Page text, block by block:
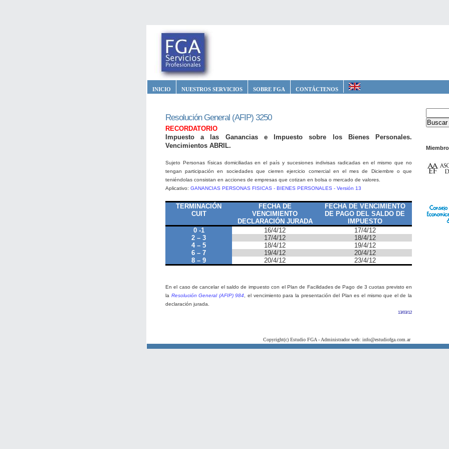
INICIO NUESTROS SERVICIOS SOBRE FGA CONTÁCTENOS
Resolución General (AFIP) 3250
RECORDATORIO
Impuesto a las Ganancias e Impuesto sobre los Bienes Personales.
Vencimientos ABRIL.
Sujeto Personas físicas domiciliadas en el país y sucesiones indivisas radicadas en el mismo que no
tengan participación en sociedades que cierren ejercicio comercial en el mes de Diciembre o que
teniéndolas consistan en acciones de empresas que cotizan en bolsa o mercado de valores.
Aplicativo: GANANCIAS PERSONAS FISICAS - BIENES PERSONALES - Versión 13
TERMINACIÓN
CUIT
FECHA DE
VENCIMIENTO
DECLARACIÓN JURADA
FECHA DE VENCIMIENTO
DE PAGO DEL SALDO DE
IMPUESTO
0 -1
16/4/12
17/4/12
2 – 3
17/4/12
18/4/12
4 – 5
18/4/12
19/4/12
6 – 7
19/4/12
20/4/12
8 – 9
20/4/12 23/4/12
En el caso de cancelar el saldo de impuesto con el Plan de Facilidades de Pago de 3 cuotas previsto en
la Resolución General (AFIP) 984
, el vencimiento para la presentación del Plan es el mismo que el de la
declaración jurada.
13/03/12
Copyright(c) Estudio FGA - Administrador web: info@estudiofga.com.ar